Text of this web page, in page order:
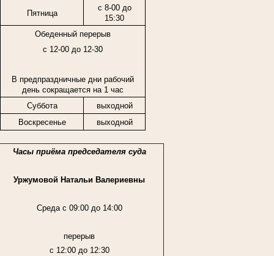
Пятница
с 8-00 до
15:30
Обеденный перерыв
с 12-00 до 12-30
В предпраздничные дни рабочий
день сокращается на 1 час
Суббота
выходной
Воскресенье
выходной
Часы приёма председателя суда
Уржумовой Натальи Валериевны
Среда с 09:00 до 14:00
перерыв
с 12:00 до 12:30